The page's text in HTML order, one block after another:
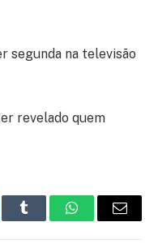
segunda na televisão
revelado quem
Tumblr WhatsApp
E-